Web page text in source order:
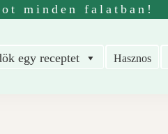
minden falatban!
egy receptet Hasznos